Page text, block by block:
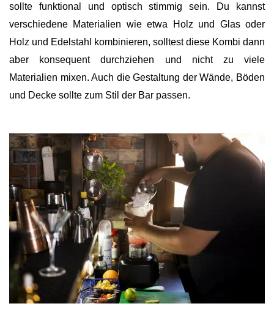
sollte funktional und optisch stimmig sein. Du kannst
verschiedene Materialien wie etwa Holz und Glas oder
Holz und Edelstahl kombinieren, solltest diese Kombi dann
aber konsequent durchziehen und nicht zu viele
Materialien mixen. Auch die Gestaltung der Wände, Böden
und Decke sollte zum Stil der Bar passen.